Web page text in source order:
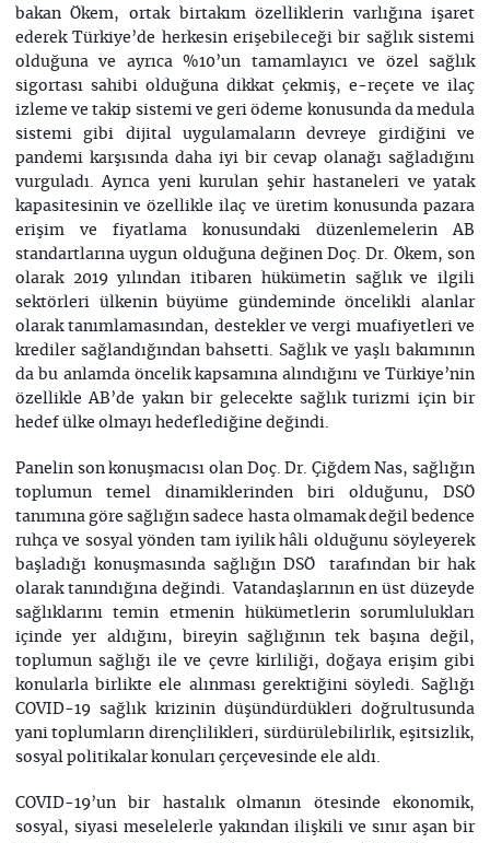
bakan Ökem, ortak birtakım özelliklerin varlığına işaret
ederek Türkiye’de herkesin erişebileceği bir sağlık sistemi
olduğuna ve ayrıca %10’un tamamlayıcı ve özel sağlık
sigortası sahibi olduğuna dikkat çekmiş, e-reçete ve ilaç
izleme ve takip sistemi ve geri ödeme konusunda da medula
sistemi gibi dijital uygulamaların devreye girdiğini ve
pandemi karşısında daha iyi bir cevap olanağı sağladığını
vurguladı. Ayrıca yeni kurulan şehir hastaneleri ve yatak
kapasitesinin ve özellikle ilaç ve üretim konusunda pazara
erişim ve fiyatlama konusundaki düzenlemelerin AB
standartlarına uygun olduğuna değinen Doç. Dr. Ökem, son
olarak 2019 yılından itibaren hükümetin sağlık ve ilgili
sektörleri ülkenin büyüme gündeminde öncelikli alanlar
olarak tanımlamasından, destekler ve vergi muafiyetleri ve
krediler sağlandığından bahsetti. Sağlık ve yaşlı bakımının
da bu anlamda öncelik kapsamına alındığını ve Türkiye’nin
özellikle AB’de yakın bir gelecekte sağlık turizmi için bir
hedef ülke olmayı hedeflediğine değindi.
Panelin son konuşmacısı olan Doç. Dr. Çiğdem Nas, sağlığın
toplumun temel dinamiklerinden biri olduğunu, DSÖ
tanımına göre sağlığın sadece hasta olmamak değil bedence
ruhça ve sosyal yönden tam iyilik hâli olduğunu söyleyerek
başladığı konuşmasında sağlığın DSÖ tarafından bir hak
olarak tanındığına değindi. Vatandaşlarının en üst düzeyde
sağlıklarını temin etmenin hükümetlerin sorumlulukları
içinde yer aldığını, bireyin sağlığının tek başına değil,
toplumun sağlığı ile ve çevre kirliliği, doğaya erişim gibi
konularla birlikte ele alınması gerektiğini söyledi. Sağlığı
COVID-19 sağlık krizinin düşündürdükleri doğrultusunda
yani toplumların dirençlilikleri, sürdürülebilirlik, eşitsizlik,
sosyal politikalar konuları çerçevesinde ele aldı.
COVID-19’un bir hastalık olmanın ötesinde ekonomik,
sosyal, siyasi meselelerle yakından ilişkili ve sınır aşan bir